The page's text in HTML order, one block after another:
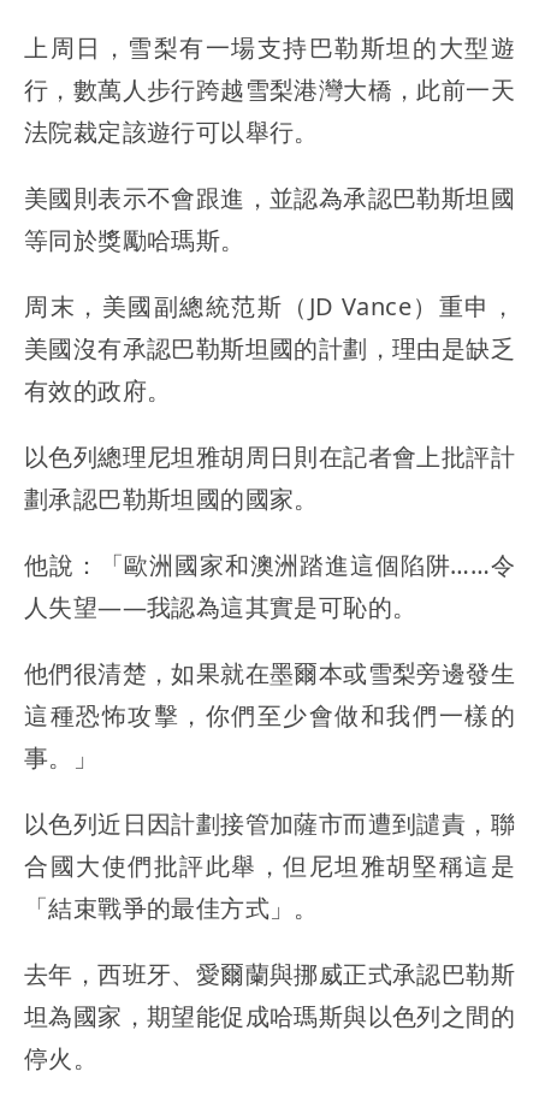
上周日，雪梨有一場支持巴勒斯坦的大型遊
行，數萬人步行跨越雪梨港灣大橋，此前一天
法院裁定該遊行可以舉行。
美國則表示不會跟進，並認為承認巴勒斯坦國
等同於獎勵哈瑪斯。
周末，美國副總統范斯（JD Vance）重申，
美國沒有承認巴勒斯坦國的計劃，理由是缺乏
有效的政府。
以色列總理尼坦雅胡周日則在記者會上批評計
劃承認巴勒斯坦國的國家。
他說：「歐洲國家和澳洲踏進這個陷阱……令
人失望——我認為這其實是可恥的。
他們很清楚，如果就在墨爾本或雪梨旁邊發生
這種恐怖攻擊，你們至少會做和我們一樣的
事。」
以色列近日因計劃接管加薩市而遭到譴責，聯
合國大使們批評此舉，但尼坦雅胡堅稱這是
「結束戰爭的最佳方式」。
去年，西班牙、愛爾蘭與挪威正式承認巴勒斯
坦為國家，期望能促成哈瑪斯與以色列之間的
停火。